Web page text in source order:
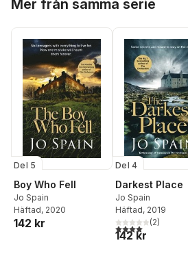
Mer från samma serie
Del 5
Boy Who Fell
Jo Spain
Häftad, 2020
142 kr
Del 4
Darkest Place
Jo Spain
Häftad, 2019
4,0utav 5(2)
142 kr